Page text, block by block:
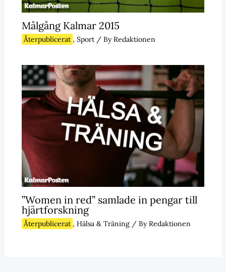
Målgång Kalmar 2015
Återpublicerat , Sport/ ByRedaktionen
”Women in red” samlade in pengar till
hjärtforskning
Återpublicerat , Hälsa & Träning/ ByRedaktionen